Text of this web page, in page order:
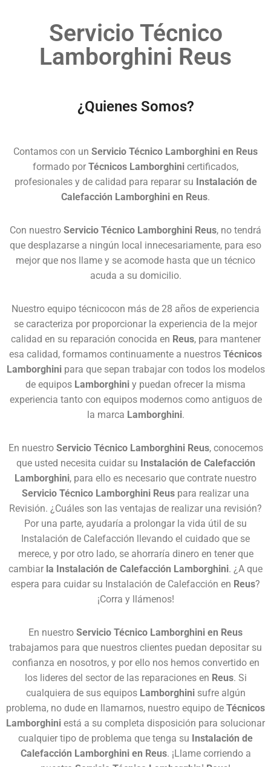
Servicio Técnico
Lamborghini Reus
¿Quienes Somos?
Contamos con un Servicio Técnico Lamborghini en Reus
formado por Técnicos Lamborghini certificados,
profesionales y de calidad para reparar su Instalación de
Calefacción Lamborghini en Reus.
Con nuestro Servicio Técnico Lamborghini Reus, no tendrá
que desplazarse a ningún local innecesariamente, para eso
mejor que nos llame y se acomode hasta que un técnico
acuda a su domicilio.
Nuestro equipo técnicocon más de 28 años de experiencia
se caracteriza por proporcionar la experiencia de la mejor
calidad en su reparación conocida en Reus, para mantener
esa calidad, formamos continuamente a nuestros Técnicos
Lamborghini para que sepan trabajar con todos los modelos
de equipos Lamborghini y puedan ofrecer la misma
experiencia tanto con equipos modernos como antiguos de
la marca Lamborghini.
En nuestro Servicio Técnico Lamborghini Reus, conocemos
que usted necesita cuidar su Instalación de Calefacción
Lamborghini, para ello es necesario que contrate nuestro
Servicio Técnico Lamborghini Reus para realizar una
Revisión. ¿Cuáles son las ventajas de realizar una revisión?
Por una parte, ayudaría a prolongar la vida útil de su
Instalación de Calefacción llevando el cuidado que se
merece, y por otro lado, se ahorraría dinero en tener que
cambiar la Instalación de Calefacción Lamborghini. ¿A que
espera para cuidar su Instalación de Calefacción en Reus?
¡Corra y llámenos!
En nuestro Servicio Técnico Lamborghini en Reus
trabajamos para que nuestros clientes puedan depositar su
confianza en nosotros, y por ello nos hemos convertido en
los lideres del sector de las reparaciones en Reus. Si
cualquiera de sus equipos Lamborghinisufre algún
problema, no dude en llamarnos, nuestro equipo de Técnicos
Lamborghini está a su completa disposición para solucionar
cualquier tipo de problema que tenga su Instalación de
Calefacción Lamborghini en Reus. ¡Llame corriendo a